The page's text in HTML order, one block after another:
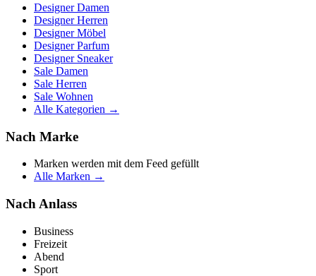
Designer Damen
Designer Herren
Designer Möbel
Designer Parfum
Designer Sneaker
Sale Damen
Sale Herren
Sale Wohnen
Alle Kategorien →
Nach Marke
Marken werden mit dem Feed gefüllt
Alle Marken →
Nach Anlass
Business
Freizeit
Abend
Sport